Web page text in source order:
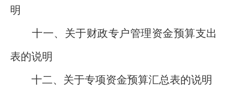
明
十一、关于财政专户管理资金预算支出
表的说明
十二、关于专项资金预算汇总表的说明